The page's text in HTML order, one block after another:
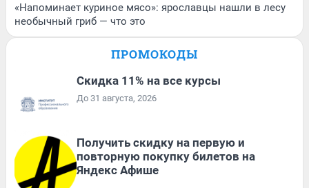
«Напоминает куриное мясо»: ярославцы нашли в лесу
необычный гриб — что это
ПРОМОКОДЫ
Скидка 11% на все курсы
До 31 августа, 2026
Получить скидку на первую и
повторную покупку билетов на
Яндекс Афише